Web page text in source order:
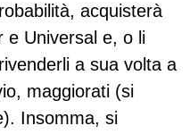
acquisterà
e Universal e, o li
a sua volta a
maggiorati (si
Insomma, si